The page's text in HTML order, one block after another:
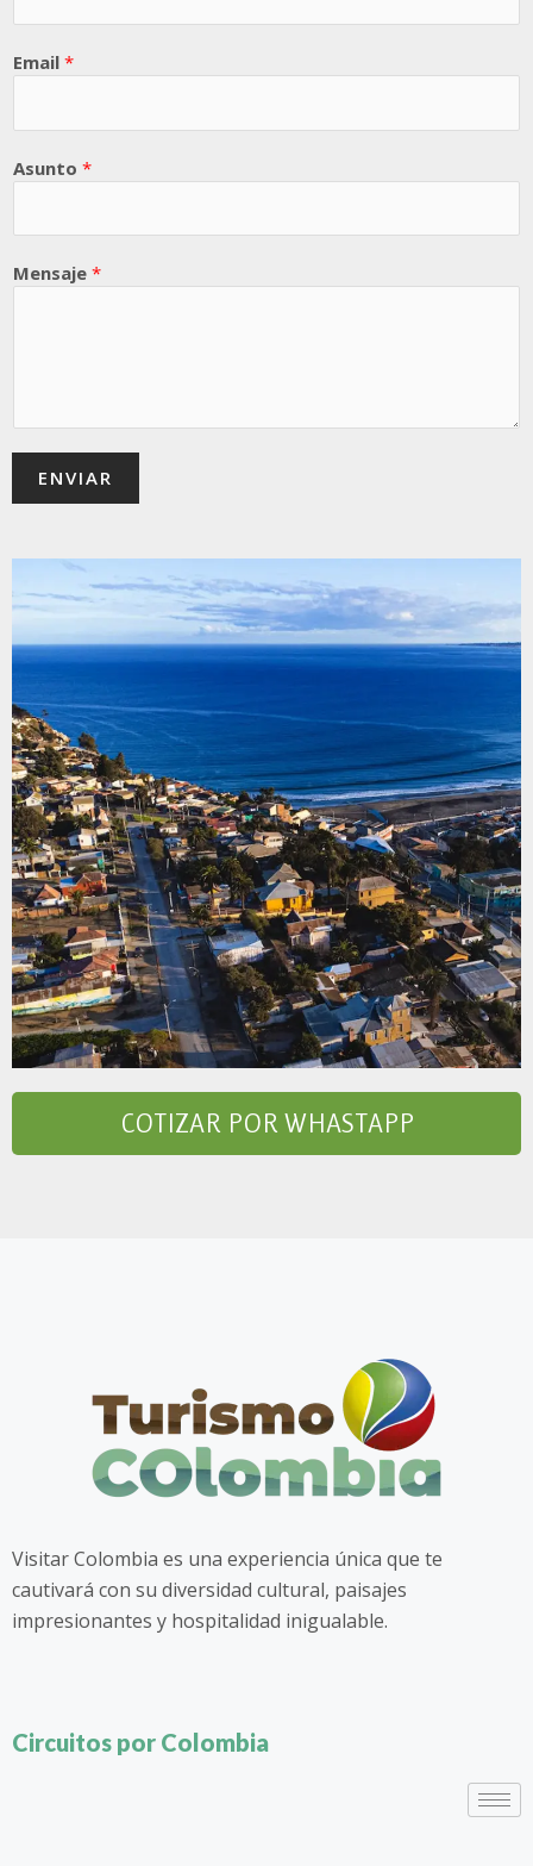
Email *
Asunto *
Mensaje *
ENVIAR
COTIZAR POR WHASTAPP
Visitar Colombia es una experiencia única que te
cautivará con su diversidad cultural, paisajes
impresionantes y hospitalidad inigualable.
Circuitos por Colombia